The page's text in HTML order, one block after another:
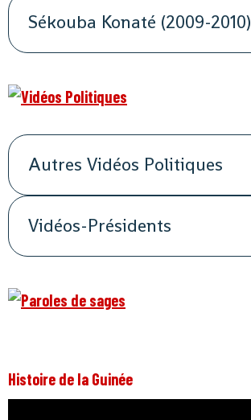
Sékouba Konaté (2009-2010)
Autres Vidéos Politiques
Vidéos-Présidents
Histoire de la Guinée